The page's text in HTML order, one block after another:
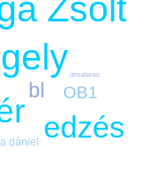
Zsolt
edzés
bl OB1
dániel
ötméteres